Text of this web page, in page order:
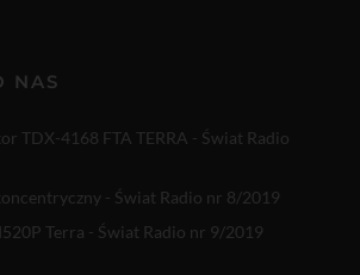
NAS
TDX-4168 FTA TERRA - Świat Radio
- Świat Radio nr 8/2019
Terra - Świat Radio nr 9/2019